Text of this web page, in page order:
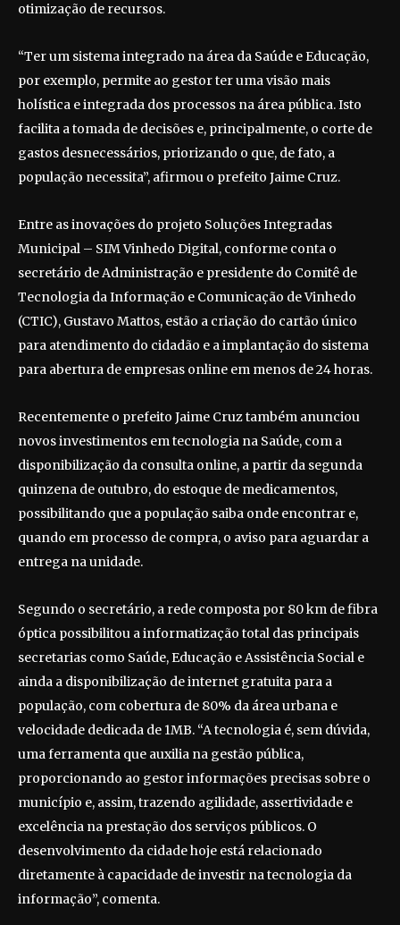
otimização de recursos.
“Ter um sistema integrado na área da Saúde e Educação,
por exemplo, permite ao gestor ter uma visão mais
holística e integrada dos processos na área pública. Isto
facilita a tomada de decisões e, principalmente, o corte de
gastos desnecessários, priorizando o que, de fato, a
população necessita”, afirmou o prefeito Jaime Cruz.
Entre as inovações do projeto Soluções Integradas
Municipal – SIM Vinhedo Digital, conforme conta o
secretário de Administração e presidente do Comitê de
Tecnologia da Informação e Comunicação de Vinhedo
(CTIC), Gustavo Mattos, estão a criação do cartão único
para atendimento do cidadão e a implantação do sistema
para abertura de empresas online em menos de 24 horas.
Recentemente o prefeito Jaime Cruz também anunciou
novos investimentos em tecnologia na Saúde, com a
disponibilização da consulta online, a partir da segunda
quinzena de outubro, do estoque de medicamentos,
possibilitando que a população saiba onde encontrar e,
quando em processo de compra, o aviso para aguardar a
entrega na unidade.
Segundo o secretário, a rede composta por 80 km de fibra
óptica possibilitou a informatização total das principais
secretarias como Saúde, Educação e Assistência Social e
ainda a disponibilização de internet gratuita para a
população, com cobertura de 80% da área urbana e
velocidade dedicada de 1MB. “A tecnologia é, sem dúvida,
uma ferramenta que auxilia na gestão pública,
proporcionando ao gestor informações precisas sobre o
município e, assim, trazendo agilidade, assertividade e
excelência na prestação dos serviços públicos. O
desenvolvimento da cidade hoje está relacionado
diretamente à capacidade de investir na tecnologia da
informação”, comenta.